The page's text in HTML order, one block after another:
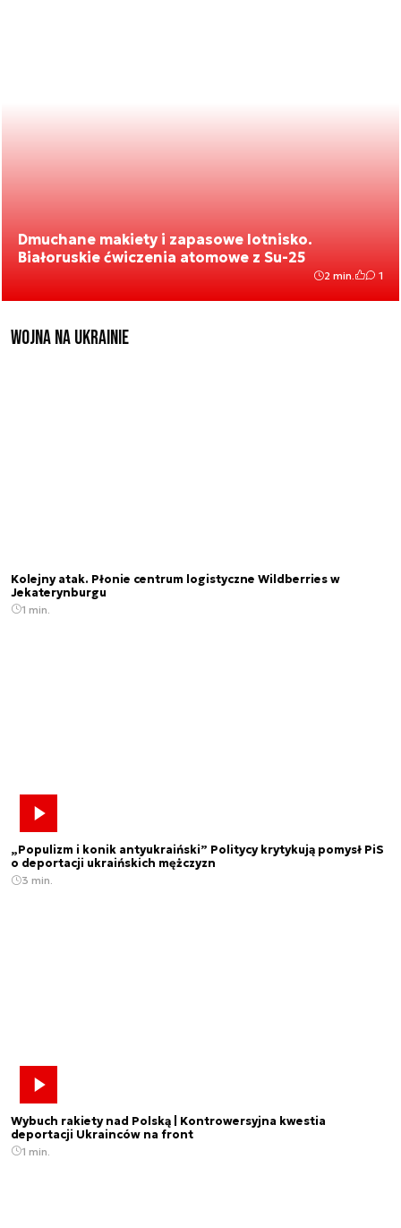
Dmuchane makiety i zapasowe lotnisko.
Białoruskie ćwiczenia atomowe z Su-25
2 min. 1
Wojna na Ukrainie
Kolejny atak. Płonie centrum logistyczne Wildberries w
Jekaterynburgu
1 min.
„Populizm i konik antyukraiński” Politycy krytykują pomysł PiS
o deportacji ukraińskich mężczyzn
3 min.
Wybuch rakiety nad Polską | Kontrowersyjna kwestia
deportacji Ukrainców na front
1 min.